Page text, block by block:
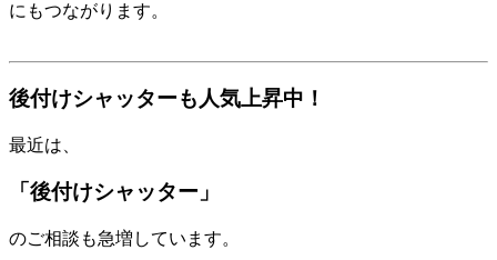
にもつながります。
後付けシャッターも人気上昇中！
最近は、
「後付けシャッター」
のご相談も急増しています。